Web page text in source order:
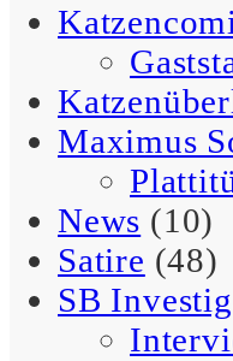
ein Zahnarzt.
– Betty
Kürzlich hab‘
Da gibt’s
–
Maximus
News (10)
Satire (48)
SB